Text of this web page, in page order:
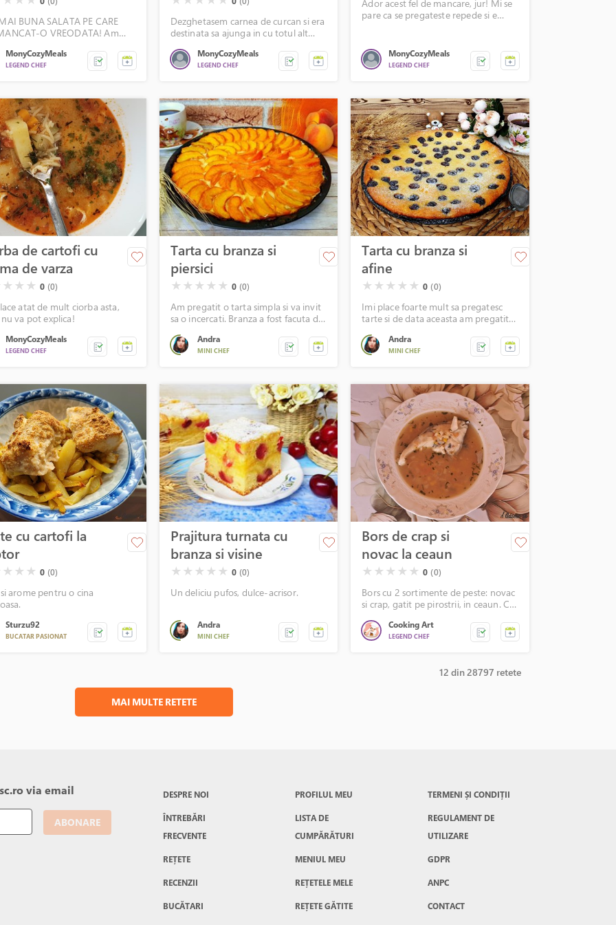
BUNA SALATA PE CARE
O VREODATA! Am
Gustoasa, fresh si super
MonyCozyMeals
LEGEND CHEF
Dezghetasem carnea de curcan si era
destinata sa ajunga in cu totul alt
am foi de vita la sticla si tot ce imi
trebuie, asa ca m-am reorientat si mi-
MonyCozyMeals
LEGEND CHEF
Ador acest fel de mancare, jur! Mi se
pare ca se pregateste repede si e
nu e foarte calorica, mai ales daca
alegi carne de vita.
MonyCozyMeals
LEGEND CHEF
de cartofi cu
de varza
( )
★ ( )
★ ( )
★ 0 (0)
atat de mult ciorba asta,
va pot explica!
MonyCozyMeals
LEGEND CHEF
Tarta cu branza si
piersici
( )
★ ( )
★ ( )
★ ( )
★ ( )
★ 0 (0)
Am pregatit o tarta simpla si va invit
sa o incercati. Branza a fost facuta de
prins.
Andra
MINI CHEF
Tarta cu branza si
afine
( )
★ ( )
★ ( )
★ ( )
★ ( )
★ 0 (0)
Imi place foarte mult sa pregatesc
tarte si de data aceasta am pregatit
Andra
MINI CHEF
cu cartofi la
( )
★ ( )
★ ( )
★ 0 (0)
arome pentru o cina
Sturzu92
BUCATAR PASIONAT
Prajitura turnata cu
branza si visine
( )
★ ( )
★ ( )
★ ( )
★ ( )
★ 0 (0)
Un deliciu pufos, dulce-acrisor.
Andra
MINI CHEF
Bors de crap si
novac la ceaun
( )
★ ( )
★ ( )
★ ( )
★ ( )
★ 0 (0)
Bors cu 2 sortimente de peste: novac
si crap, gatit pe pirostrii, in ceaun. Cu
Cooking Art
LEGEND CHEF
12 din 28797 retete
MAI MULTE RETETE
via email
ABONARE
DESPRE NOI
ÎNTREBĂRI
FRECVENTE
REȚETE
RECENZII
BUCĂTARI
PROFILUL MEU
LISTA DE
CUMPĂRĂTURI
MENIUL MEU
REȚETELE MELE
REȚETE GĂTITE
TERMENI ȘI CONDIȚII
REGULAMENT DE
UTILIZARE
GDPR
ANPC
CONTACT